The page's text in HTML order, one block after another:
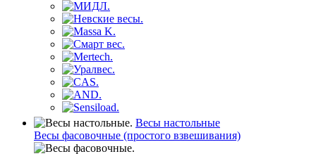
Весы настольные
Весы фасовочные (простого взвешивания)